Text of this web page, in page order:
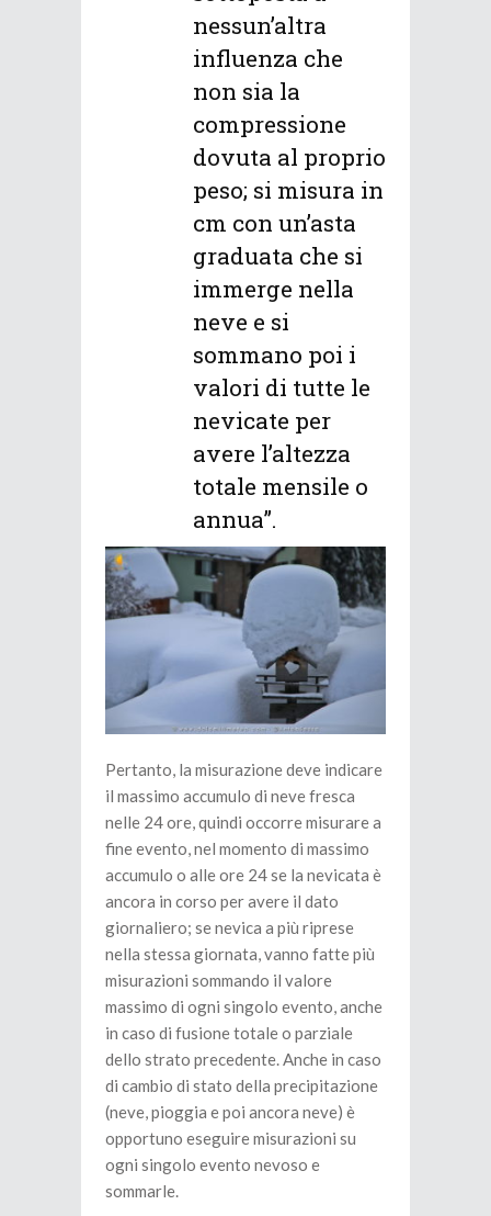
nessun’altra
influenza che
non sia la
compressione
dovuta al proprio
peso; si misura in
cm con un’asta
graduata che si
immerge nella
neve e si
sommano poi i
valori di tutte le
nevicate per
avere l’altezza
totale mensile o
annua”.
Pertanto, la misurazione deve indicare
il massimo accumulo di neve fresca
nelle 24 ore, quindi occorre misurare a
fine evento, nel momento di massimo
accumulo o alle ore 24 se la nevicata è
ancora in corso per avere il dato
giornaliero; se nevica a più riprese
nella stessa giornata, vanno fatte più
misurazioni sommando il valore
massimo di ogni singolo evento, anche
in caso di fusione totale o parziale
dello strato precedente. Anche in caso
di cambio di stato della precipitazione
(neve, pioggia e poi ancora neve) è
opportuno eseguire misurazioni su
ogni singolo evento nevoso e
sommarle.